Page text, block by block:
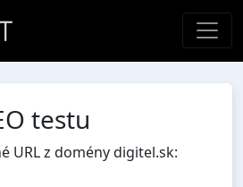
testu
URL z domény digitel.sk: